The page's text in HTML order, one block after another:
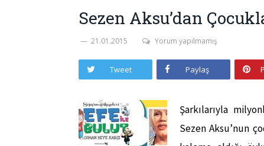
Sezen Aksu’dan
21.01.2015 Yorum yapılmamış
Tweet Paylaş
Şarkılarıyla
Sezen Aksu’nun